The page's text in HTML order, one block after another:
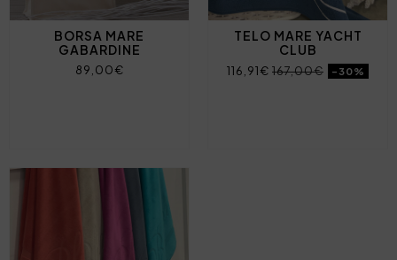
BORSA MARE
GABARDINE
89,00€
TELO MARE YACHT
CLUB
116,91€ 167,00€ -30%